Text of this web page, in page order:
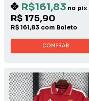
R$161,83 no pix
R$ 175,90
R$ 161,83 com Boleto
COMPRAR